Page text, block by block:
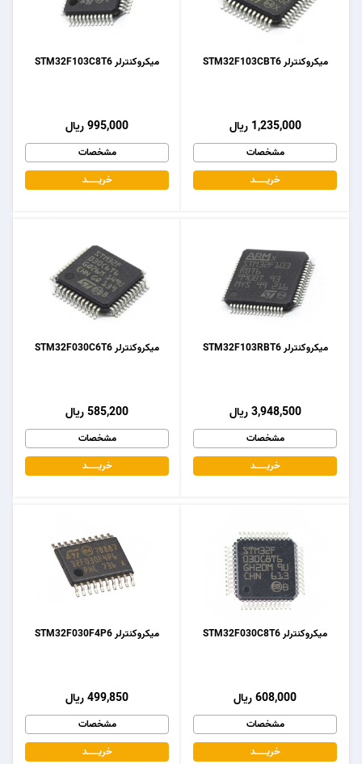
میکروکنترلر STM32F103C8T6
995,000 ریال
مشخصات
خریـــــــد
میکروکنترلر STM32F103CBT6
1,235,000 ریال
مشخصات
خریـــــــد
میکروکنترلر STM32F030C6T6
585,200 ریال
مشخصات
خریـــــــد
میکروکنترلر STM32F103RBT6
3,948,500 ریال
مشخصات
خریـــــــد
میکروکنترلر STM32F030F4P6
499,850 ریال
مشخصات
خریـــــــد
میکروکنترلر STM32F030C8T6
608,000 ریال
مشخصات
خریـــــــد